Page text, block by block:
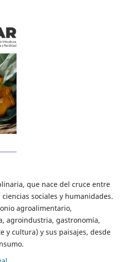
que nace del cruce entre
sociales y humanidades.
agroalimentario,
agroindustria, gastronomía,
y cultura) y sus paisajes, desde